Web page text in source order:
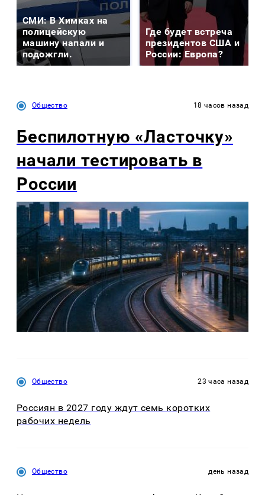
СМИ: В Химках на
полицейскую
машину напали и
подожгли.
Где будет встреча
президентов США и
России: Европа?
Общество 18 часов назад
Беспилотную «Ласточку»
начали тестировать в
России
Общество 23 часа назад
Россиян в 2027 году ждут семь коротких
рабочих недель
Общество день назад